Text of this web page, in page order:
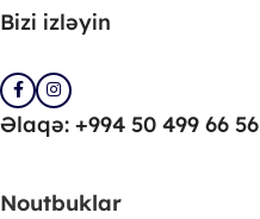
Bizi izləyin
Əlaqə: +994 50 499 66 56
Noutbuklar